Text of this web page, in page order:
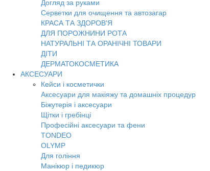
Догляд за руками
Серветки для очищення та автозагар
КРАСА ТА ЗДОРОВ'Я
ДЛЯ ПОРОЖНИНИ РОТА
НАТУРАЛЬНІ ТА ОРАНІЧНІ ТОВАРИ
ДІТИ
ДЕРМАТОКОСМЕТИКА
АКСЕСУАРИ
Кейси і косметички
Аксесуари для макіяжу та домашніх процедур
Біжутерія і аксесуари
Щітки і гребінці
Професійні аксесуари та фени
TONDEO
OLYMP
Для гоління
Манікюр і педикюр